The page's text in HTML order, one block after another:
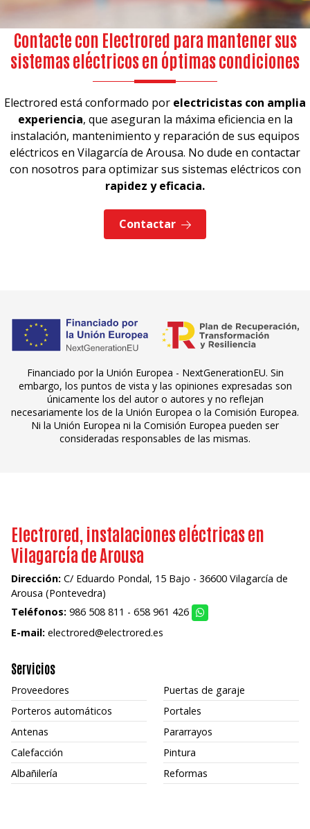
Contacte con Electrored para mantener sus
sistemas eléctricos en óptimas condiciones
Electrored está conformado por electricistas con amplia
experiencia, que aseguran la máxima eficiencia en la
instalación, mantenimiento y reparación de sus equipos
eléctricos en Vilagarcía de Arousa. No dude en contactar
con nosotros para optimizar sus sistemas eléctricos con
rapidez y eficacia.
Contactar
Financiado por la Unión Europea - NextGenerationEU. Sin
embargo, los puntos de vista y las opiniones expresadas son
únicamente los del autor o autores y no reflejan
necesariamente los de la Unión Europea o la Comisión Europea.
Ni la Unión Europea ni la Comisión Europea pueden ser
consideradas responsables de las mismas.
Electrored, instalaciones eléctricas en
Vilagarcía de Arousa
Dirección: C/ Eduardo Pondal, 15 Bajo - 36600 Vilagarcía de
Arousa (Pontevedra)
Teléfonos: 986 508 811 - 658 961 426
E-mail: electrored@electrored.es
Servicios
Proveedores
Puertas de garaje
Porteros automáticos
Portales
Antenas
Pararrayos
Calefacción
Pintura
Albañilería
Reformas